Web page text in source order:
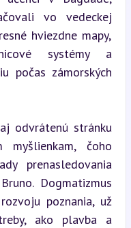
vo vedeckej
hviezdne mapy,
systémy a
počas zámorských
odvrátenú stránku
čoho
prenasledovania
Dogmatizmus
poznania, už
ako plavba a